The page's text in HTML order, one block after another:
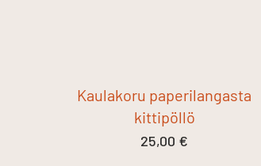
Kaulakoru paperilangasta
kittipöllö
25,00 €